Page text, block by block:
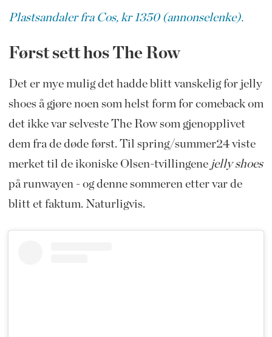
Plastsandaler fra Cos, kr 1350 (annonselenke).
Først sett hos The Row
Det er mye mulig det hadde blitt vanskelig for jelly
shoes å gjøre noen som helst form for comeback om
det ikke var selveste The Row som gjenopplivet
dem fra de døde først. Til spring/summer24 viste
merket til de ikoniske Olsen-tvillingene jelly shoes
på runwayen - og denne sommeren etter var de
blitt et faktum. Naturligvis.